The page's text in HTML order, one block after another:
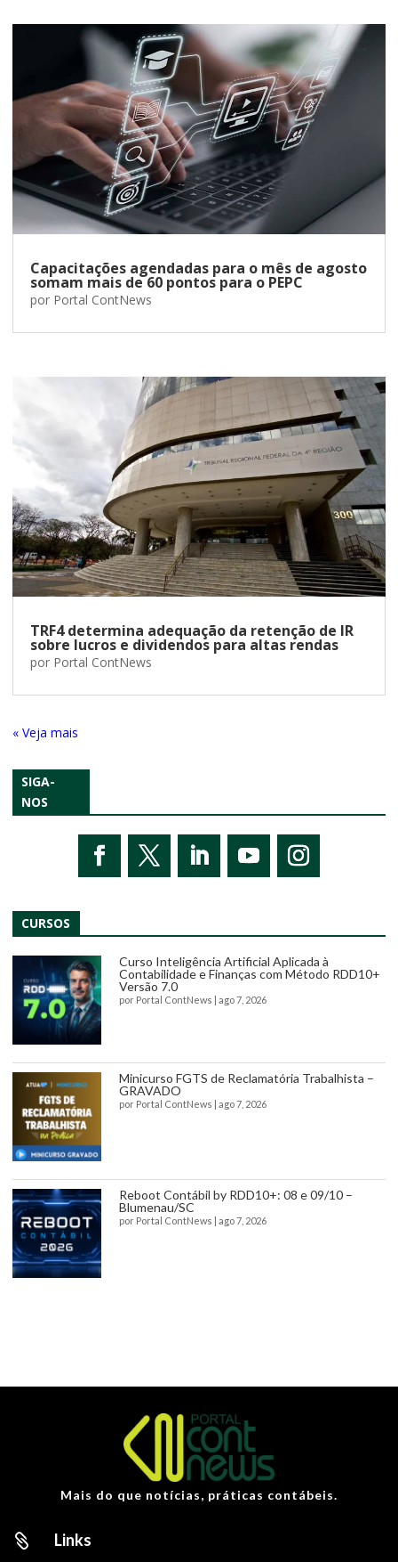
Capacitações agendadas para o mês de agosto
somam mais de 60 pontos para o PEPC
por Portal ContNews
TRF4 determina adequação da retenção de IR
sobre lucros e dividendos para altas rendas
por Portal ContNews
« Entradas Antigas
SIGA-
NOS
CURSOS
Curso Inteligência Artificial Aplicada à
Contabilidade e Finanças com Método RDD10+
Versão 7.0
por Portal ContNews ago 7, 2026
Minicurso FGTS de Reclamatória Trabalhista –
GRAVADO
por Portal ContNews ago 7, 2026
Reboot Contábil by RDD10+: 08 e 09/10 –
Blumenau/SC
por Portal ContNews ago 7, 2026
Mais do que notícias, práticas contábeis.
 Links